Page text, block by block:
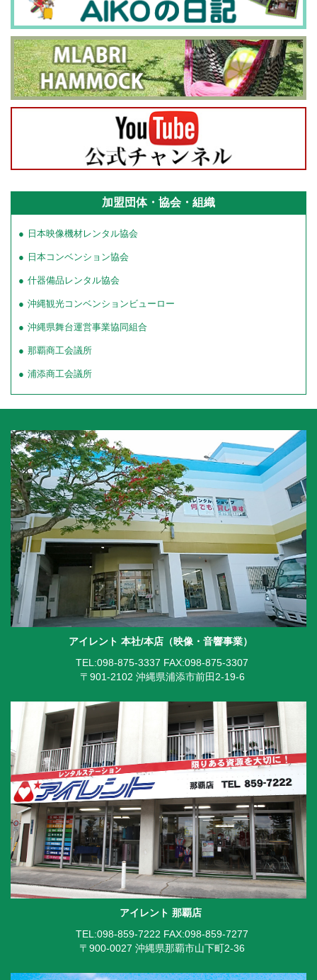
加盟団体・協会・組織
日本映像機材レンタル協会
日本コンベンション協会
什器備品レンタル協会
沖縄観光コンベンションビューロー
沖縄県舞台運営事業協同組合
那覇商工会議所
浦添商工会議所
アイレント 本社/本店（映像・音響事業）
TEL:098-875-3337 FAX:098-875-3307
〒901-2102 沖縄県浦添市前田2-19-6
アイレント 那覇店
TEL:098-859-7222 FAX:098-859-7277
〒900-0027 沖縄県那覇市山下町2-36